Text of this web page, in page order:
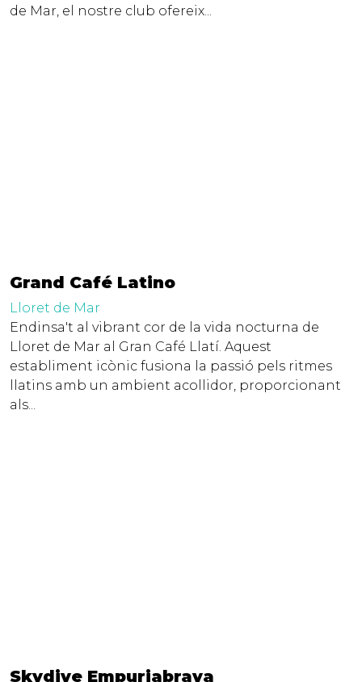
de Mar, el nostre club ofereix...
Grand Café Latino
Lloret de Mar
Endinsa't al vibrant cor de la vida nocturna de
Lloret de Mar al Gran Café Llatí. Aquest
establiment icònic fusiona la passió pels ritmes
llatins amb un ambient acollidor, proporcionant
als...
Skydive Empuriabrava